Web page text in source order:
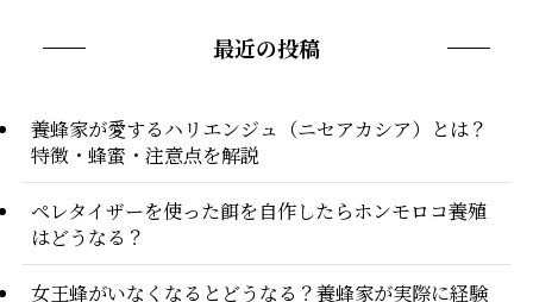
最近の投稿
養蜂家が愛するハリエンジュ（ニセアカシア）とは？
特徴・蜂蜜・注意点を解説
ペレタイザーを使った餌を自作したらホンモロコ養殖
はどうなる？
女王蜂がいなくなるとどうなる？養蜂家が実際に経験